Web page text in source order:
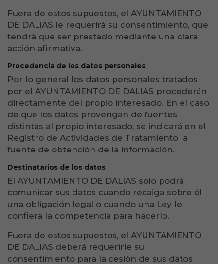
Fuera de estos supuestos, el AYUNTAMIENTO
DE DALIAS le requerirá su consentimiento, que
tendrá que ser prestado mediante una clara
acción afirmativa.
Procedencia de los datos personales
Por lo general los datos personales tratados
por el AYUNTAMIENTO DE DALIAS procederán
directamente del propio interesado. En el caso
de que los datos provengan de fuentes
distintas al propio interesado, se indicará en el
Registro de Actividades de Tratamiento la
fuente de obtención de la información.
Destinatarios de los datos
El AYUNTAMIENTO DE DALIAS solo podrá
comunicar sus datos cuando recaiga sobre él
una obligación legal o cuando una Ley le
confiera la competencia para hacerlo.
Fuera de estos supuestos, el AYUNTAMIENTO
DE DALIAS deberá requerirle su
consentimiento para la cesión de sus datos